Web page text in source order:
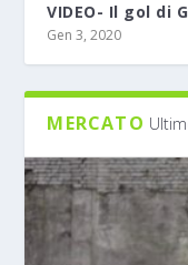
VIDEO- Il gol di
Gen 3, 2020
MERCATO